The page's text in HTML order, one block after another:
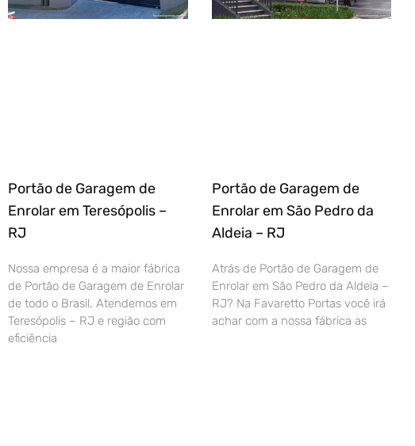
Portão de Garagem de
Enrolar em Teresópolis –
RJ
Nossa empresa é a maior fábrica
de Portão de Garagem de Enrolar
de todo o Brasil. Atendemos em
Teresópolis – RJ e região com
eficiência
Portão de Garagem de
Enrolar em São Pedro da
Aldeia – RJ
Atrás de Portão de Garagem de
Enrolar em São Pedro da Aldeia –
RJ? Na Favaretto Portas você irá
achar com a nossa fábrica as